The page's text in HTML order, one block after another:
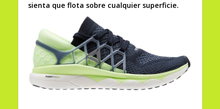
sienta que flota sobre cualquier superficie.